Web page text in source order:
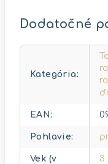
Dodatočné
Kategória:
EAN:
Pohlavie:
Vek (v
3